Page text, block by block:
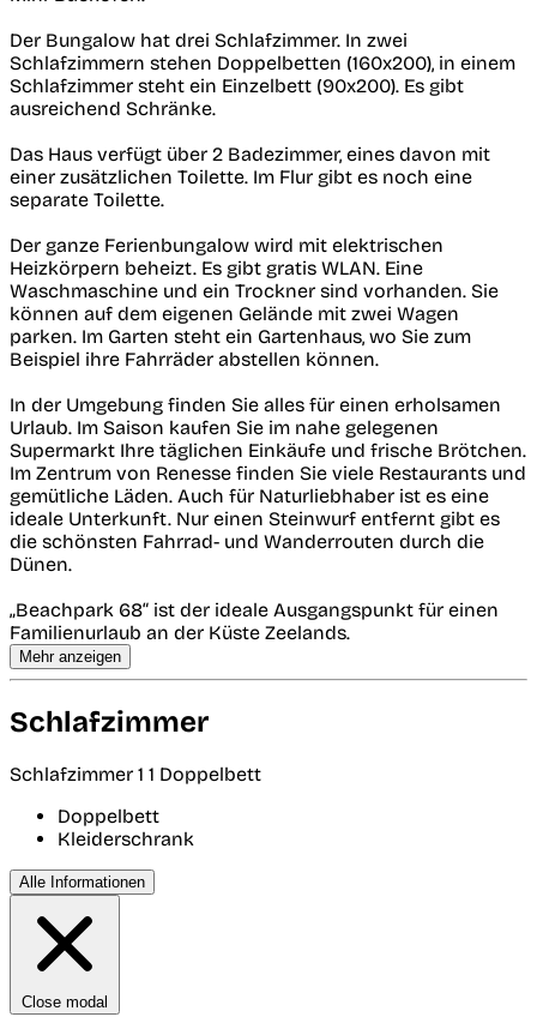
Der Bungalow hat drei Schlafzimmer. In zwei
Schlafzimmern stehen Doppelbetten (160x200), in einem
Schlafzimmer steht ein Einzelbett (90x200). Es gibt
ausreichend Schränke.
Das Haus verfügt über 2 Badezimmer, eines davon mit
einer zusätzlichen Toilette. Im Flur gibt es noch eine
separate Toilette.
Der ganze Ferienbungalow wird mit elektrischen
Heizkörpern beheizt. Es gibt gratis WLAN. Eine
Waschmaschine und ein Trockner sind vorhanden. Sie
können auf dem eigenen Gelände mit zwei Wagen
parken. Im Garten steht ein Gartenhaus, wo Sie zum
Beispiel ihre Fahrräder abstellen können.
In der Umgebung finden Sie alles für einen erholsamen
Urlaub. Im Saison kaufen Sie im nahe gelegenen
Supermarkt Ihre täglichen Einkäufe und frische Brötchen.
Im Zentrum von Renesse finden Sie viele Restaurants und
gemütliche Läden. Auch für Naturliebhaber ist es eine
ideale Unterkunft. Nur einen Steinwurf entfernt gibt es
die schönsten Fahrrad- und Wanderrouten durch die
Dünen.
„Beachpark 68“ ist der ideale Ausgangspunkt für einen
Familienurlaub an der Küste Zeelands.
Mehr anzeigen
Schlafzimmer
Schlafzimmer 1 1 Doppelbett
Doppelbett
Kleiderschrank
Alle Informationen
Close modal